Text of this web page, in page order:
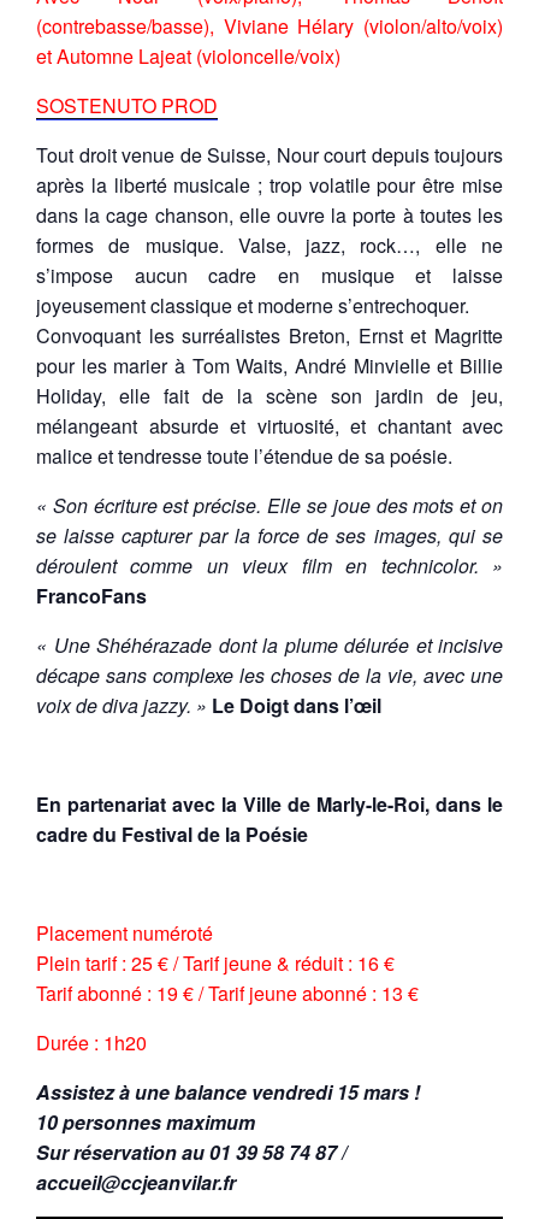
(contrebasse/basse), Viviane Hélary (violon/alto/voix)
et Automne Lajeat (violoncelle/voix)
SOSTENUTO PROD
Tout droit venue de Suisse, Nour court depuis toujours
après la liberté musicale ; trop volatile pour être mise
dans la cage chanson, elle ouvre la porte à toutes les
formes de musique. Valse, jazz, rock…, elle ne
s’impose aucun cadre en musique et laisse
joyeusement classique et moderne s’entrechoquer.
Convoquant les surréalistes Breton, Ernst et Magritte
pour les marier à Tom Waits, André Minvielle et Billie
Holiday, elle fait de la scène son jardin de jeu,
mélangeant absurde et virtuosité, et chantant avec
malice et tendresse toute l’étendue de sa poésie.
« Son écriture est précise. Elle se joue des mots et on
se laisse capturer par la force de ses images, qui se
déroulent comme un vieux film en technicolor. »
FrancoFans
« Une Shéhérazade dont la plume délurée et incisive
décape sans complexe les choses de la vie, avec une
voix de diva jazzy. » Le Doigt dans l’œil
En partenariat avec la Ville de Marly-le-Roi, dans le
cadre du Festival de la Poésie
Placement numéroté
Plein tarif : 25 € / Tarif jeune & réduit : 16 €
Tarif abonné : 19 € / Tarif jeune abonné : 13 €
Durée : 1h20
Assistez à une balance vendredi 15 mars !
10 personnes maximum
Sur réservation au 01 39 58 74 87 /
accueil@ccjeanvilar.fr